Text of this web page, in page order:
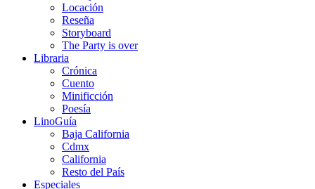
Locación
Reseña
Storyboard
The Party is over
Libraria
Crónica
Cuento
Minificción
Poesía
LinoGuía
Baja California
Cdmx
California
Resto del País
Especiales